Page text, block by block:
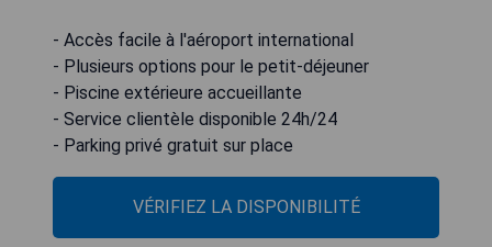
- Accès facile à l'aéroport international
- Plusieurs options pour le petit-déjeuner
- Piscine extérieure accueillante
- Service clientèle disponible 24h/24
- Parking privé gratuit sur place
VÉRIFIEZ LA DISPONIBILITÉ